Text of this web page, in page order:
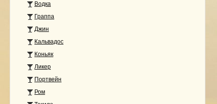
Водка
Граппа
Джин
Кальвадос
Коньяк
Ликер
Портвейн
Ром